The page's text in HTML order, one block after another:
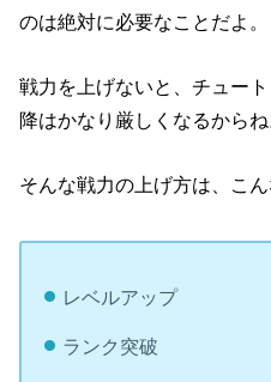
のは絶対に必要なことだよ。
戦力を上げないと、チュー
降はかなり厳しくなるからね
そんな戦力の上げ方は、こん
レベルアップ
ランク突破